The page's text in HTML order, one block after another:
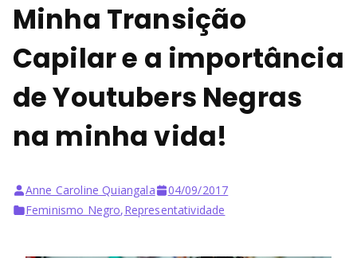
Minha Transição
Capilar e a importância
de Youtubers Negras
na minha vida!
Anne Caroline Quiangala
04/09/2017
Feminismo Negro,Representatividade